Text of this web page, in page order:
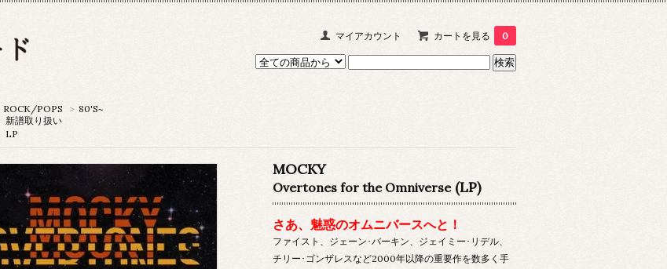
マイアカウント カートを見る 0
ROCK/POPS > 80'S~
新譜取り扱い
LP
MOCKY
Overtones for the Omniverse(LP)
さあ、魅惑のオムニバースへと！
ファイスト、ジェーン･バーキン、ジェイミー･リデル、
チリー･ゴンザレスなど2000年以降の重要作を数多く手